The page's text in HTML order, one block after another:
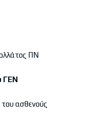
ΠΝ
ΓΕΝ
του ασθενούς